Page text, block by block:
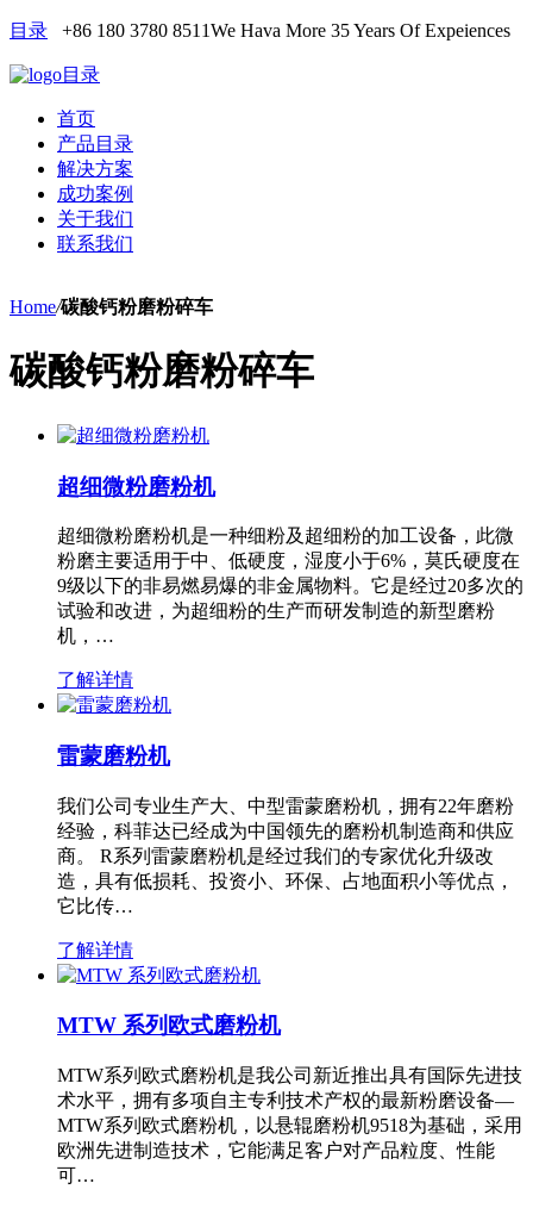
目录 +86 180 3780 8511We Hava More 35 Years Of Expeiences
目录
首页
产品目录
解决方案
成功案例
关于我们
联系我们
Home/碳酸钙粉磨粉碎车
碳酸钙粉磨粉碎车
超细微粉磨粉机
超细微粉磨粉机是一种细粉及超细粉的加工设备，此微
粉磨主要适用于中、低硬度，湿度小于6%，莫氏硬度在
9级以下的非易燃易爆的非金属物料。它是经过20多次的
试验和改进，为超细粉的生产而研发制造的新型磨粉
机，…
了解详情
雷蒙磨粉机
我们公司专业生产大、中型雷蒙磨粉机，拥有22年磨粉
经验，科菲达已经成为中国领先的磨粉机制造商和供应
商。 R系列雷蒙磨粉机是经过我们的专家优化升级改
造，具有低损耗、投资小、环保、占地面积小等优点，
它比传…
了解详情
MTW 系列欧式磨粉机
MTW系列欧式磨粉机是我公司新近推出具有国际先进技
术水平，拥有多项自主专利技术产权的最新粉磨设备—
MTW系列欧式磨粉机，以悬辊磨粉机9518为基础，采用
欧洲先进制造技术，它能满足客户对产品粒度、性能
可…